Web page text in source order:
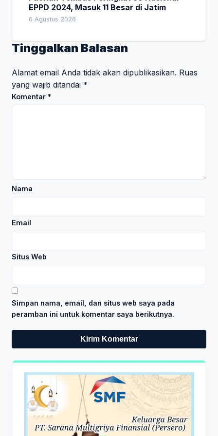
EPPD 2024, Masuk 11 Besar di Jatim
6 Agustus 2026
Tinggalkan Balasan
Alamat email Anda tidak akan dipublikasikan. Ruas
yang wajib ditandai *
Komentar *
Nama
Email
Situs Web
Simpan nama, email, dan situs web saya pada
peramban ini untuk komentar saya berikutnya.